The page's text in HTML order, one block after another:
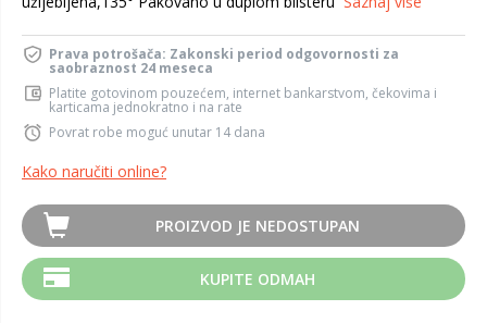
Prava potrošača: Zakonski period odgovornosti za
saobraznost 24 meseca
Platite gotovinom pouzećem, internet bankarstvom, čekovima i
karticama jednokratno i na rate
Povrat robe moguć unutar 14 dana
Kako naručiti online?
PROIZVOD JE NEDOSTUPAN
KUPITE ODMAH